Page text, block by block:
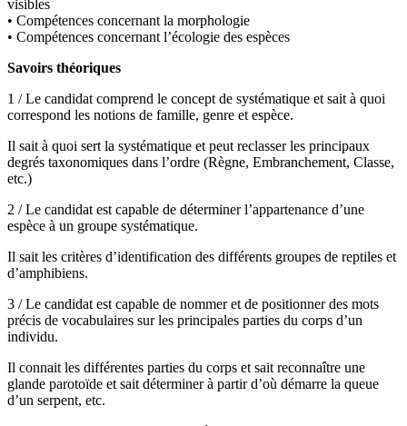
visibles
• Compétences concernant la morphologie
• Compétences concernant l’écologie des espèces
Savoirs théoriques
1 / Le candidat comprend le concept de systématique et sait à quoi
correspond les notions de famille, genre et espèce.
Il sait à quoi sert la systématique et peut reclasser les principaux
degrés taxonomiques dans l’ordre (Règne, Embranchement, Classe,
etc.)
2 / Le candidat est capable de déterminer l’appartenance d’une
espèce à un groupe systématique.
Il sait les critères d’identification des différents groupes de reptiles et
d’amphibiens.
3 / Le candidat est capable de nommer et de positionner des mots
précis de vocabulaires sur les principales parties du corps d’un
individu.
Il connait les différentes parties du corps et sait reconnaître une
glande parotoïde et sait déterminer à partir d’où démarre la queue
d’un serpent, etc.